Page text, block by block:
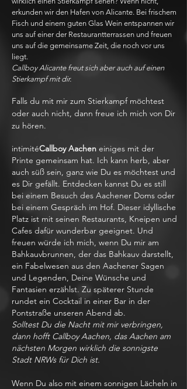
erkunden wir den Hafen von Alicante. Bei frischem
Fisch und einem guten Glas Wein entspannen wir
uns auf einer der Restaurantterrassen und freuen
uns auf die gemeinsame Zeit, die noch vor uns
liegt.
Callboy Alicante freut sich aber auch auf einen
Stierkampf mit dir.
Falls du mit mir zum Stierkampf möchtest
oder auch nicht, dann freue ich mich von Dir
zu hören.
intimitéCallboy Aachen einiges mit der
Printe gemeinsam hat. Ich kann herb, aber
auch süß sein, ganz wie Du es möchtest und
es Dir gefällt. Entdecken kannst Du es still
bei einem Besuch des Aachener Doms oder
bei einem Gespräch im Hof. Dieser idyllische
Platz ist mit seinen Restaurants, Kneipen und
Cafes dafür wunderbar geeignet. Und
freuen würde ich mich, wenn Du mir am
Bahkauvbrunnen, der das Bahkauv darstellt,
ein Fabelwesen aus den Aachener Sagen
und Legenden, Deine Wünsche und
Fantasien erzählst. Zu späterer Stunde
rundet ein Cocktail in einer Bar in der
Pontstraße unseren Abend ab.
Solltest Du die Nacht mit mir verbringen,
dann hofft Callboy Aachen, das Aachen am
nächsten Morgen wirklich die sonnigste
Stadt NRWs für Dich ist.
Wenn Du also mit einem sonnigen Lächeln in